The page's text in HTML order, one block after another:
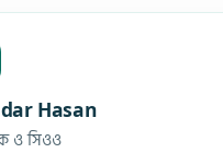
Hasan
ও সিওও